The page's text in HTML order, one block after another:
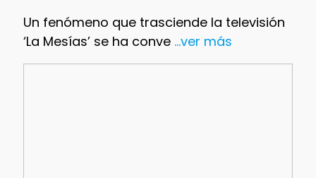
Un fenómeno que trasciende la televisión
‘La Mesías’ se ha conve...ver más